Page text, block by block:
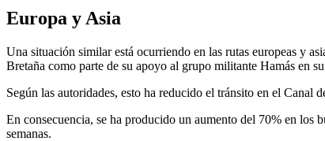
Europa y Asia
Una situación similar está ocurriendo en las rutas europeas y
Bretaña como parte de su apoyo al grupo militante Hamás en
Según las autoridades, esto ha reducido el tránsito en el Canal
En consecuencia, se ha producido un aumento del 70% en los
semanas.